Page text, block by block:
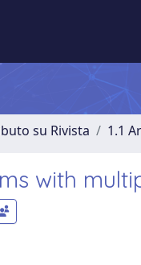
su Rivista 1.1
with